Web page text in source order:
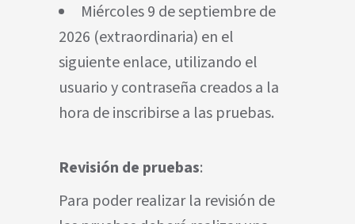
Miércoles 9 de septiembre de
2026 (extraordinaria) en el
siguiente enlace, utilizando el
usuario y contraseña creados a la
hora de inscribirse a las pruebas.
Revisión de pruebas:
Para poder realizar la revisión de